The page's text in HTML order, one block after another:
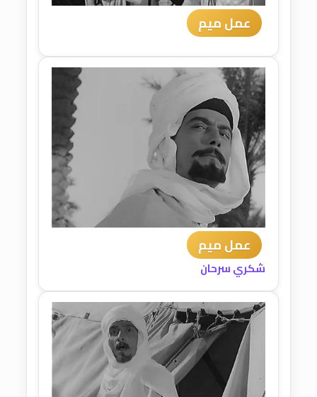
عمل ميم
عمل ميم
شكري سرحان